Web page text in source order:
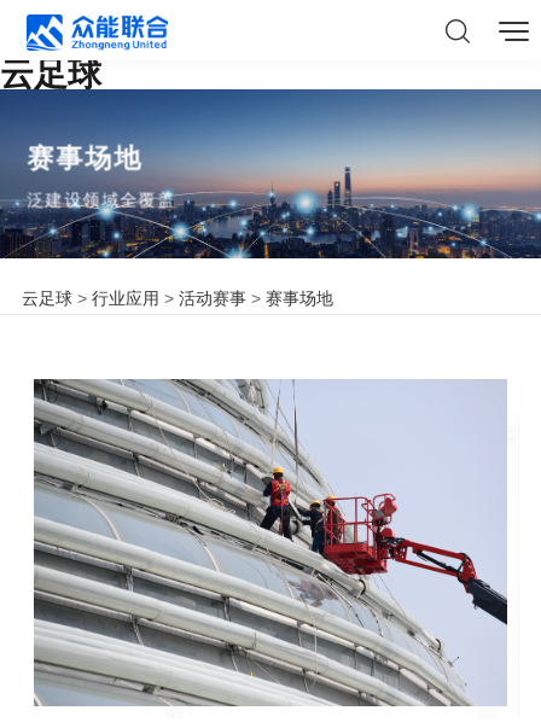
云足球
赛事场地
泛建设领域全覆盖
云足球> 行业应用 > 活动赛事> 赛事场地